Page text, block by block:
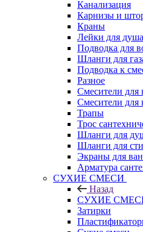
Канализация
Карнизы и
Краны
Лейки для душа
Подводка для
Шланги для
Подводка к
Разное
Смесители для
Смесители для
Трапы
Трос
Шланги для
Шланги для
Экраны для
Арматура
СУХИЕ СМЕСИ
Назад
СУХИЕ
Затирки